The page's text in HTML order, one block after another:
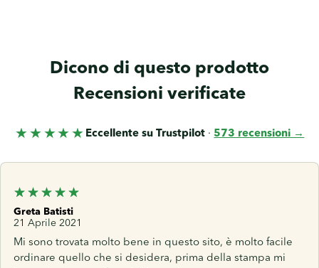
Dicono di questo prodotto
Recensioni verificate
★★★★★ Eccellente su Trustpilot ·573 recensioni →
Greta Batisti
21 Aprile 2021
Mi sono trovata molto bene in questo sito, è molto facile
ordinare quello che si desidera, prima della stampa mi